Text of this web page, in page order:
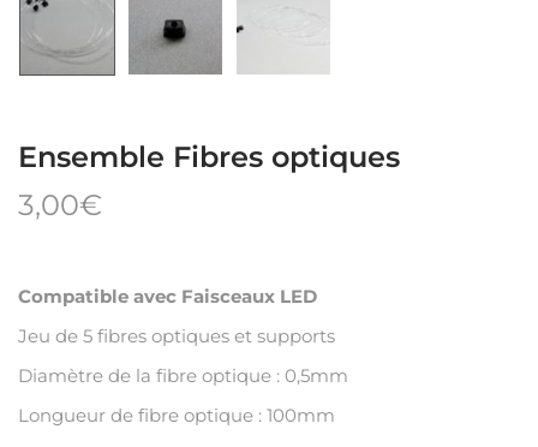
Ensemble Fibres optiques
3,00€
Compatible avec Faisceaux LED
Jeu de 5 fibres optiques et supports
Diamètre de la fibre optique : 0,5mm
Longueur de fibre optique : 100mm